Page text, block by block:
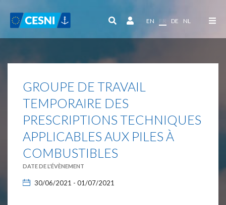
EN FR DE NL
GROUPE DE TRAVAIL
TEMPORAIRE DES
PRESCRIPTIONS TECHNIQUES
APPLICABLES AUX PILES À
COMBUSTIBLES
DATE DE L'ÉVÈNEMENT
30/06/2021 - 01/07/2021